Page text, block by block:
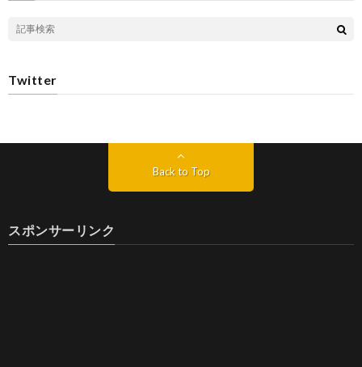
Twitter
Back to Top
スポンサーリンク